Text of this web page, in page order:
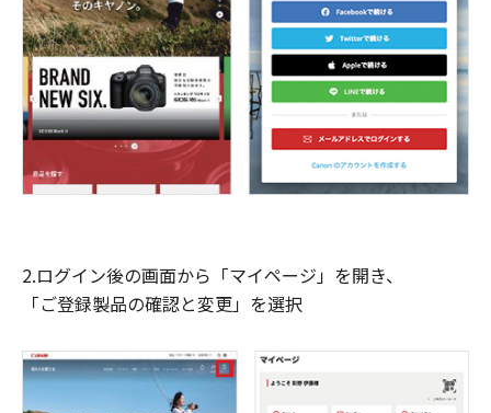
2.ログイン後の画面から「マイページ」を開き、
「ご登録製品の確認と変更」を選択